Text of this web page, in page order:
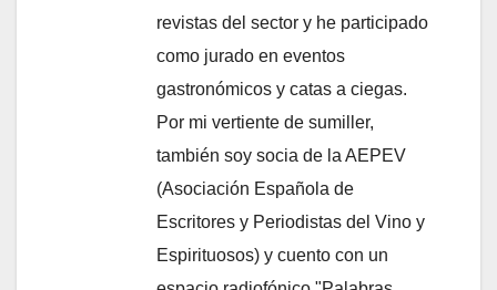
revistas del sector y he participado
como jurado en eventos
gastronómicos y catas a ciegas.
Por mi vertiente de sumiller,
también soy socia de la AEPEV
(Asociación Española de
Escritores y Periodistas del Vino y
Espirituosos) y cuento con un